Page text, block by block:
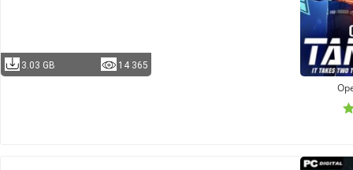
3.03 GB 14 365